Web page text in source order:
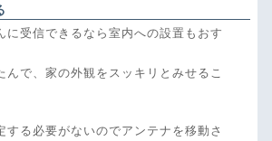
に受信できるなら室内への設置もおす
んで、家の外観をスッキリとみせるこ
する必要がないのでアンテナを移動さ